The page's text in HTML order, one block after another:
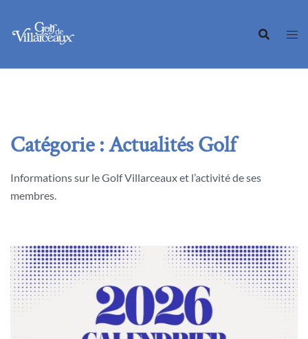
contenu
Catégorie :Actualités Golf
Informations sur le Golf Villarceaux et l’activité de ses
membres.